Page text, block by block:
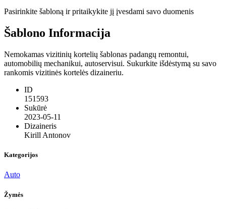
Pasirinkite šabloną ir pritaikykite jį įvesdami savo duomenis
Šablono Informacija
Nemokamas vizitinių kortelių šablonas padangų remontui,
automobilių mechanikui, autoservisui. Sukurkite išdėstymą su savo
rankomis vizitinės kortelės dizaineriu.
ID
151593
Sukūrė
2023-05-11
Dizaineris
Kirill Antonov
Kategorijos
Auto
Žymės